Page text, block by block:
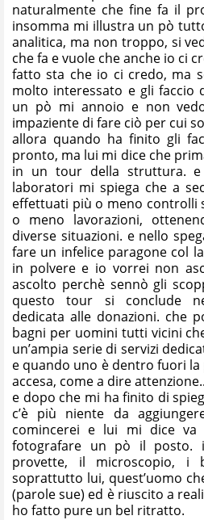
naturalmente che fine fa il
insomma mi illustra un pò
analitica, ma non troppo, si
che fa e vuole che anche io ci
fatto sta che io ci credo, ma
molto interessato e gli faccio
un pò mi annoio e non
impaziente di fare ciò per cui
allora quando ha finito gli
pronto, ma lui mi dice che
in un tour della struttura.
laboratori mi spiega che a
effettuati più o meno controlli
o meno lavorazioni,
diverse situazioni. e nello
fare un infelice paragone col
in polvere e io vorrei non
ascolto perchè sennò gli
questo tour si conclude
dedicata alle donazioni. che
bagni per uomini tutti vicini
un’ampia serie di servizi
e quando uno è dentro fuori la
accesa, come a dire
e dopo che mi ha finito di
c’è più niente da
comincerei e lui mi dice
fotografare un pò il posto.
provette, il microscopio, i
soprattutto lui, quest’uomo
(parole sue) ed è riuscito a
ho fatto pure un bel ritratto.